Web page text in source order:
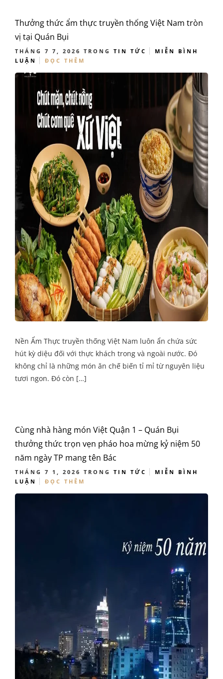
Thưởng thức ẩm thực truyền thống Việt Nam tròn
vị tại Quán Bụi
THÁNG 7 7, 2026 TRONG TIN TỨC
MIỄN BÌNH
LUẬN
ĐỌC THÊM
Nền Ẩm Thực truyền thống Việt Nam luôn ẩn chứa sức
hút kỳ diệu đối với thực khách trong và ngoài nước. Đó
không chỉ là những món ăn chế biến tỉ mỉ từ nguyên liệu
tươi ngon. Đó còn […]
Cùng nhà hàng món Việt Quận 1 – Quán Bụi
thưởng thức trọn vẹn pháo hoa mừng kỷ niệm 50
năm ngày TP mang tên Bác
THÁNG 7 1, 2026 TRONG TIN TỨC
MIỄN BÌNH
LUẬN
ĐỌC THÊM